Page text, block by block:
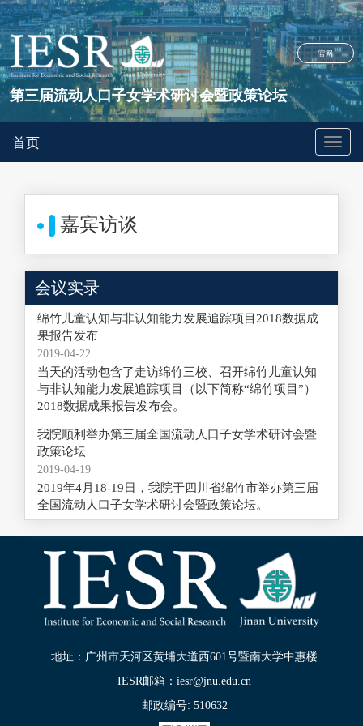
官网
第三届流动人口子女学术研讨会暨政策论坛
首页
嘉宾访谈
会议实录
绵竹儿童认知与非认知能力发展追踪项目2018数据成
果报告发布
2019-04-22
当天的活动包含了走访绵竹三校、召开绵竹儿童认知
与非认知能力发展追踪项目（以下简称“绵竹项目”）
2018数据成果报告发布会。
我院顺利举办第三届全国流动人口子女学术研讨会暨
政策论坛
2019-04-19
2019年4月18-19日，我院于四川省绵竹市举办第三届
全国流动人口子女学术研讨会暨政策论坛。
地址：广州市天河区黄埔大道西601号暨南大学中惠楼
IESR邮箱：iesr@jnu.edu.cn
邮政编号: 510632